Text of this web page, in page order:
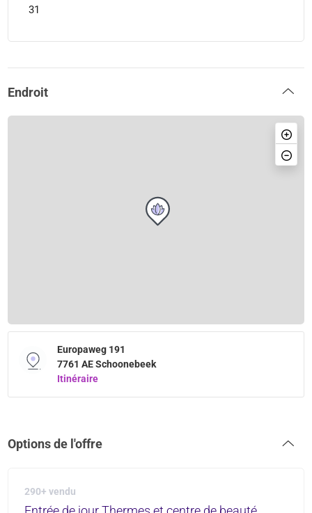
31
Endroit
Europaweg 191
7761 AE Schoonebeek
Itinéraire
Options de l'offre
290+ vendu